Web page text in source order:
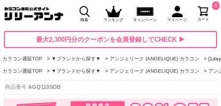
検索 ランキング キャンペーン マイページ カート
0
最大2,300円分のクーポンを会員登録してCHECK ▶
カラコン通販TOP ▼ブランドから探す▼ アンジェリーク (ANGELIQUE) カラコン
カラコン通販TOP ▼ブランドから探す▼ アンジェリーク (ANGELIQUE) カラコン アン
商品番号 AGQ110SDB